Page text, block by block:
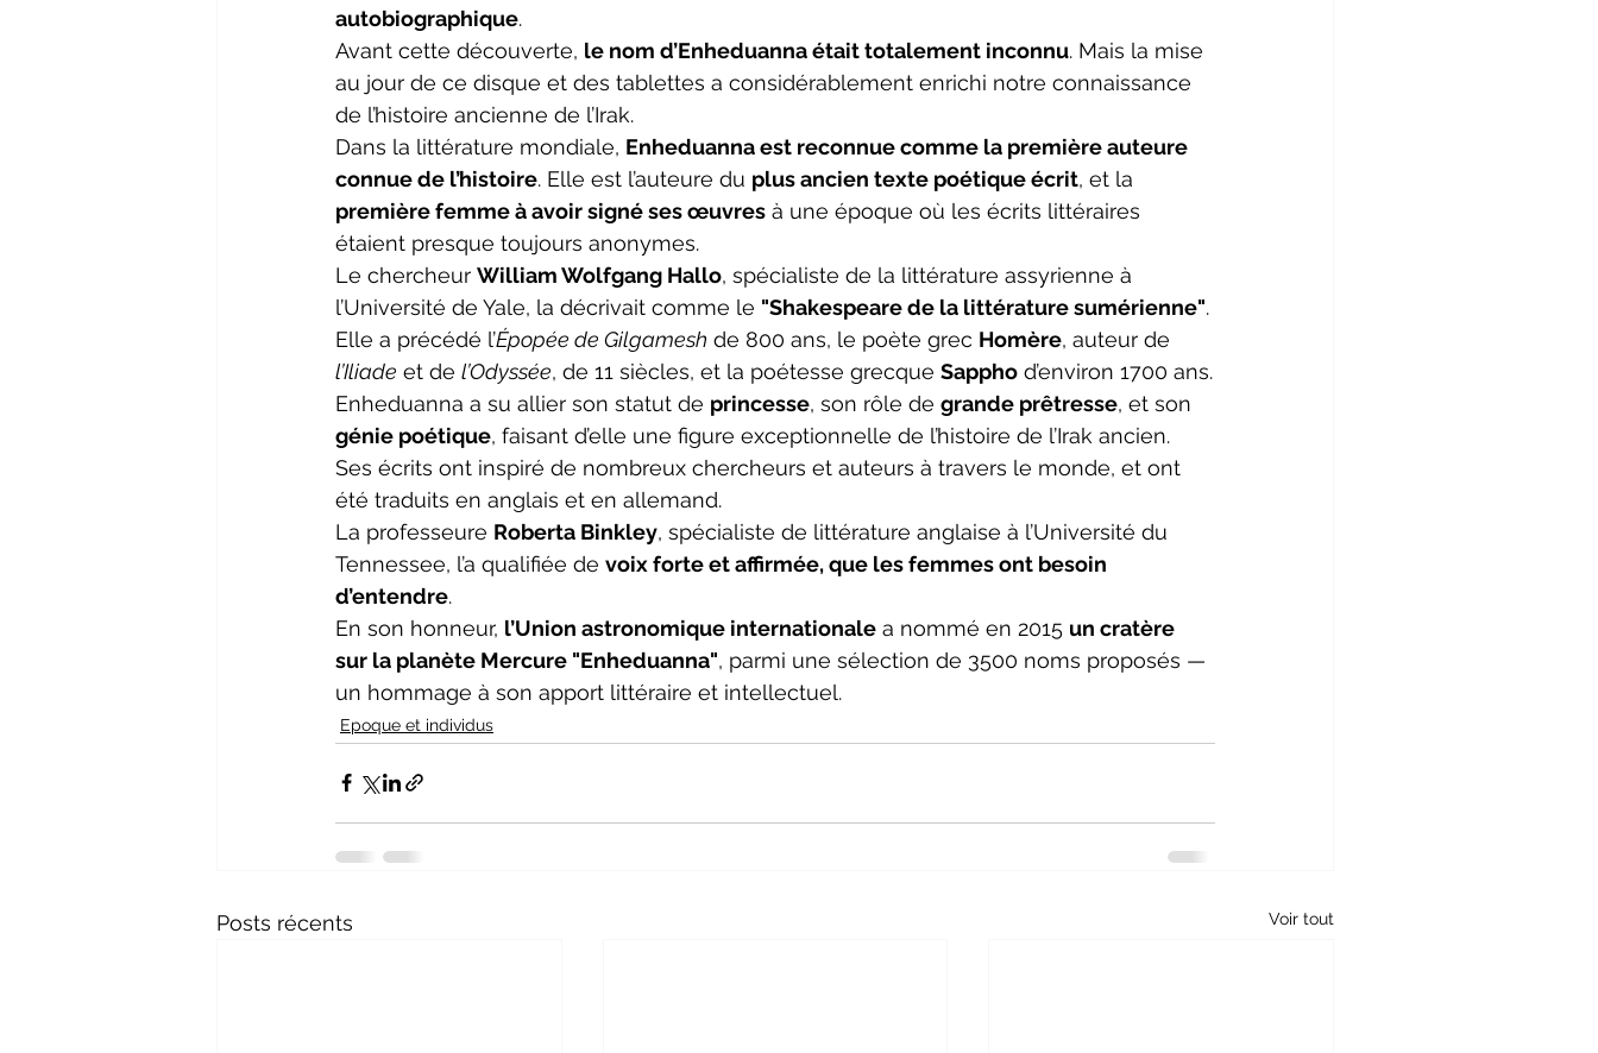
autobiographique.
Avant cette découverte, le nom d’Enheduanna était totalement inconnu. Mais la mise
au jour de ce disque et des tablettes a considérablement enrichi notre connaissance
de l’histoire ancienne de l’Irak.
Dans la littérature mondiale, Enheduanna est reconnue comme la première auteure
connue de l’histoire. Elle est l’auteure du plus ancien texte poétique écrit, et la
première femme à avoir signé ses œuvres à une époque où les écrits littéraires
étaient presque toujours anonymes.
Le chercheur William Wolfgang Hallo, spécialiste de la littérature assyrienne à
l’Université de Yale, la décrivait comme le "Shakespeare de la littérature sumérienne".
Elle a précédé l’Épopée de Gilgamesh de 800 ans, le poète grec Homère, auteur de
l’Iliade et de l’Odyssée, de 11 siècles, et la poétesse grecque Sappho d’environ 1700 ans.
Enheduanna a su allier son statut de princesse, son rôle de grande prêtresse, et son
génie poétique, faisant d’elle une figure exceptionnelle de l’histoire de l’Irak ancien.
Ses écrits ont inspiré de nombreux chercheurs et auteurs à travers le monde, et ont
été traduits en anglais et en allemand.
La professeure Roberta Binkley, spécialiste de littérature anglaise à l’Université du
Tennessee, l’a qualifiée de voix forte et affirmée, que les femmes ont besoin
d’entendre.
En son honneur, l’Union astronomique internationale a nommé en 2015 un cratère
sur la planète Mercure "Enheduanna", parmi une sélection de 3500 noms proposés —
un hommage à son apport littéraire et intellectuel.
Epoque et individus
Posts récents Voir tout